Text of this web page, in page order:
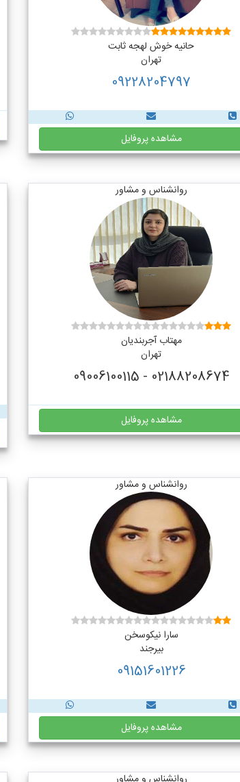
حانیه خوش لهجه ثابت
تهران
09228204797
مشاهده پروفایل
روانشناس و مشاور
مهتاب آجربندیان
تهران
02188208674 - 09006100115
مشاهده پروفایل
روانشناس و مشاور
سارا نیکوسخن
بیرجند
09151601226
مشاهده پروفایل